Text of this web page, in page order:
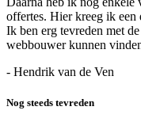
offertes. Hier kreeg ik
Ik ben erg tevreden met
webbouwer kunnen
- Hendrik van de Ven
Nog steeds tevreden